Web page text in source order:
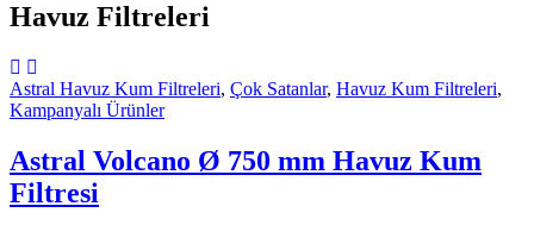
Havuz Filtreleri
Astral Havuz Kum Filtreleri, Çok Satanlar, Havuz Kum Filtreleri,
Kampanyalı Ürünler
Astral Volcano Ø 750 mm Havuz Kum
Filtresi